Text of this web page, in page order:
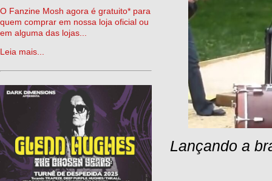
O Fanzine Mosh agora é gratuito* para
quem comprar em nossa loja oficial ou
em alguma das lojas...
Leia mais...
Lançando a